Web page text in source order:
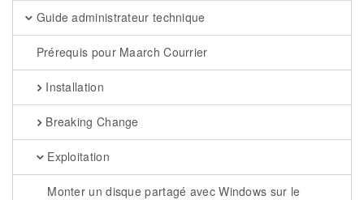
Guide administrateur technique
Prérequis pour Maarch Courrier
Installation
Breaking Change
Exploitation
Monter un disque partagé avec Windows sur le